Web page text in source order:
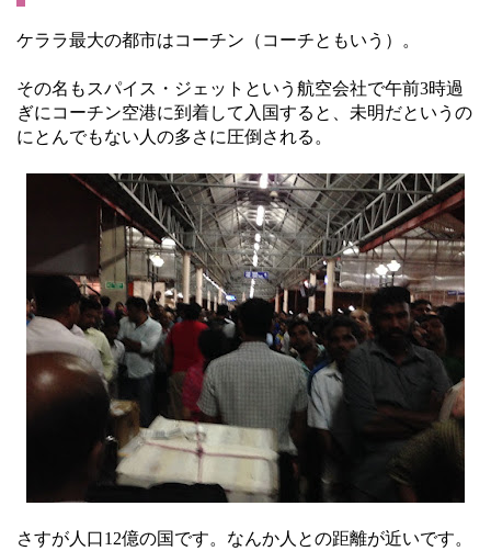
ケララ最大の都市はコーチン（コーチともいう）。
その名もスパイス・ジェットという航空会社で午前3時過
ぎにコーチン空港に到着して入国すると、未明だというの
にとんでもない人の多さに圧倒される。
さすが人口12億の国です。なんか人との距離が近いです。